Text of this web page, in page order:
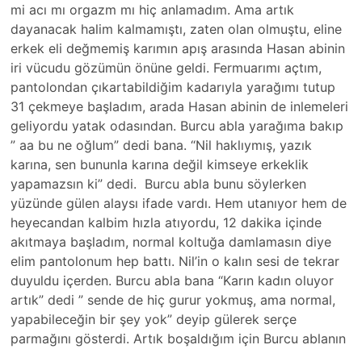
mi acı mı orgazm mı hiç anlamadım. Ama artık
dayanacak halim kalmamıştı, zaten olan olmuştu, eline
erkek eli değmemiş karımın apış arasında Hasan abinin
iri vücudu gözümün önüne geldi. Fermuarımı açtım,
pantolondan çıkartabildiğim kadarıyla yarağımı tutup
31 çekmeye başladım, arada Hasan abinin de inlemeleri
geliyordu yatak odasından. Burcu abla yarağıma bakıp
” aa bu ne oğlum” dedi bana. “Nil haklıymış, yazık
karına, sen bununla karına değil kimseye erkeklik
yapamazsın ki” dedi. Burcu abla bunu söylerken
yüzünde gülen alaysı ifade vardı. Hem utanıyor hem de
heyecandan kalbim hızla atıyordu, 12 dakika içinde
akıtmaya başladım, normal koltuğa damlamasın diye
elim pantolonum hep battı. Nil’in o kalın sesi de tekrar
duyuldu içerden. Burcu abla bana “Karın kadın oluyor
artık” dedi ” sende de hiç gurur yokmuş, ama normal,
yapabileceğin bir şey yok” deyip gülerek serçe
parmağını gösterdi. Artık boşaldığım için Burcu ablanın